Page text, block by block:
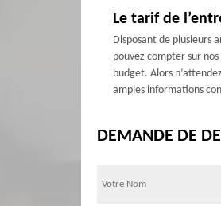
Le tarif de
Disposant de plusieurs
pouvez compter sur
budget. Alors
amples informations
DEMANDE DE